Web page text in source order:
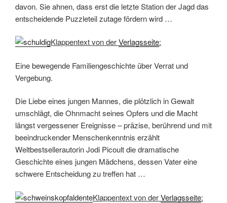
davon. Sie ahnen, dass erst die letzte Station der Jagd das
entscheidende Puzzleteil zutage fördern wird …
Klappentext von derVerlagsseite:
Eine bewegende Familiengeschichte über Verrat und
Vergebung.
Die Liebe eines jungen Mannes, die plötzlich in Gewalt
umschlägt, die Ohnmacht seines Opfers und die Macht
längst vergessener Ereignisse – präzise, berührend und mit
beeindruckender Menschenkenntnis erzählt
Weltbestsellerautorin Jodi Picoult die dramatische
Geschichte eines jungen Mädchens, dessen Vater eine
schwere Entscheidung zu treffen hat …
Klappentext von derVerlagsseite: